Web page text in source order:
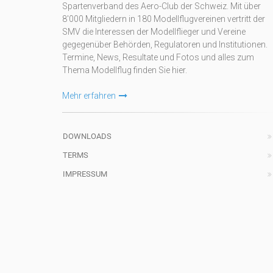
Spartenverband des Aero-Club der Schweiz. Mit über
8'000 Mitgliedern in 180 Modellflugvereinen vertritt der
SMV die Interessen der Modellflieger und Vereine
gegegenüber Behörden, Regulatoren und Institutionen.
Termine, News, Resultate und Fotos und alles zum
Thema Modellflug finden Sie hier.
Mehr erfahren
DOWNLOADS
TERMS
IMPRESSUM